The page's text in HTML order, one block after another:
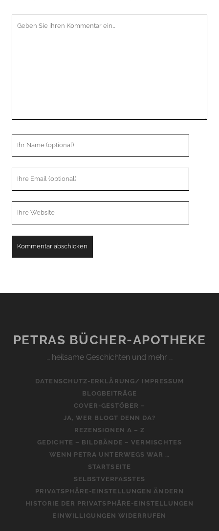
PETRAS BÜCHER-APOTHEKE
… heilsame Geschichten und mehr …
DATENSCHUTZ-ERKLÄRUNG/ IMPRESSUM
BLOGBEITRÄGE
COVER-GESTÖBER –
JA, WER BLOGT DENN DA?
REZENSIONEN A – Z
GEDICHTE – BILDBÄNDE – VERMISCHTES
WENN PETRA UNTERWEGS WAR …
STARTSEITE
SELBSTVERFASSTES
PRIVATSPHÄRE-EINSTELLUNGEN ÄNDERN
HISTORIE DER PRIVATSPHÄRE-EINSTELLUNGEN
EINWILLIGUNGEN WIDERRUFEN